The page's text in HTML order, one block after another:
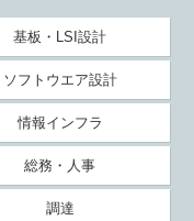
基板・LSI設計
ソフトウエア設計
情報インフラ
総務・人事
調達